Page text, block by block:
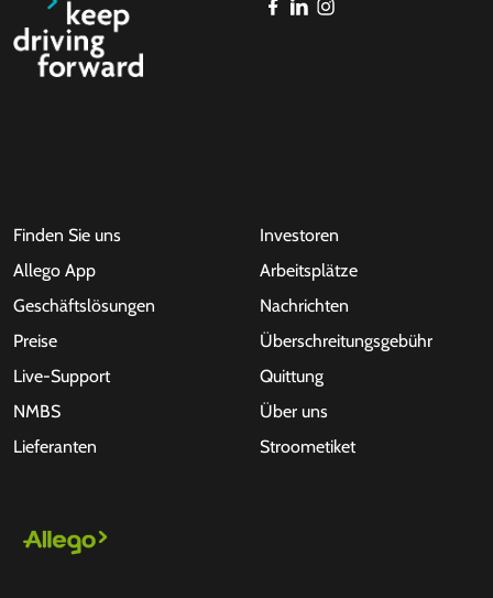
Finden Sie uns
Allego App
Geschäftslösungen
Preise
Live-Support
NMBS
Lieferanten
Investoren
Arbeitsplätze
Nachrichten
Überschreitungsgebühr
Quittung
Über uns
Stroometiket